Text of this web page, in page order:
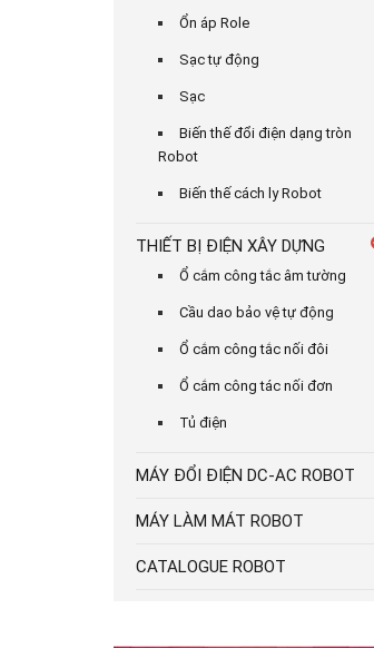
Ổn áp Role
Sạc tự động
Sạc
Biến thế đổi điện dạng tròn
Robot
Biến thế cách ly Robot
THIẾT BỊ ĐIỆN XÂY DỰNG
Ổ cắm công tắc âm tường
Cầu dao bảo vệ tự động
Ổ cắm công tắc nối đôi
Ổ cắm công tác nối đơn
Tủ điện
MÁY ĐỔI ĐIỆN DC-AC ROBOT
MÁY LÀM MÁT ROBOT
CATALOGUE ROBOT